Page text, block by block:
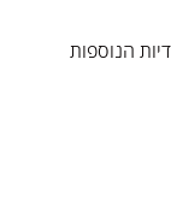
הנוספות